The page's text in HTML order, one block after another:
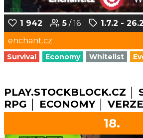
1 942 5 / 16
1.7.2 - 26.2
enchant.cz
Survival Economy Whitelist
PLAY.STOCKBLOCK.CZ │
RPG │ ECONOMY │ VERZE
18.